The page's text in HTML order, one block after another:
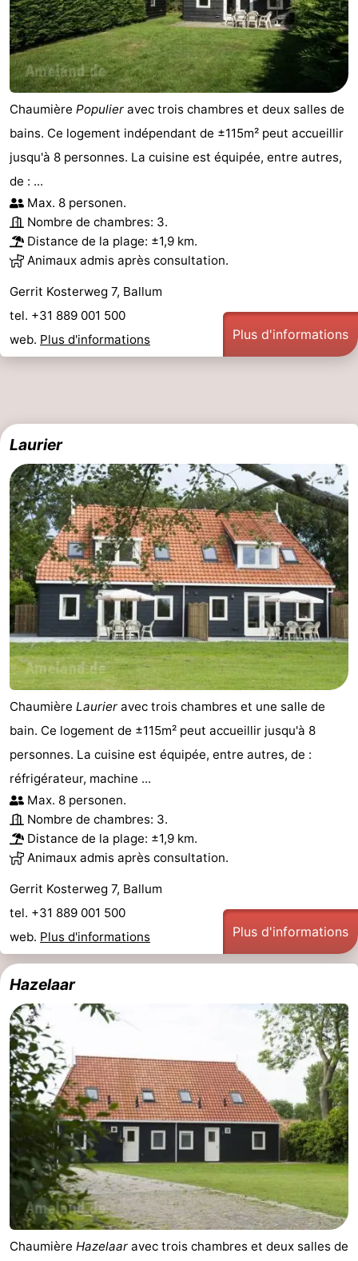
Chaumière Populier avec trois chambres et deux salles de
bains. Ce logement indépendant de ±115m² peut accueillir
jusqu'à 8 personnes. La cuisine est équipée, entre autres,
de : ...
Max. 8 personen.
Nombre de chambres: 3.
Distance de la plage: ±1,9 km.
Animaux admis après consultation.
Gerrit Kosterweg 7, Ballum
tel. +31 889 001 500
web. Plus d'informations Plus d'informations
Laurier
Chaumière Laurier avec trois chambres et une salle de
bain. Ce logement de ±115m² peut accueillir jusqu'à 8
personnes. La cuisine est équipée, entre autres, de :
réfrigérateur, machine ...
Max. 8 personen.
Nombre de chambres: 3.
Distance de la plage: ±1,9 km.
Animaux admis après consultation.
Gerrit Kosterweg 7, Ballum
tel. +31 889 001 500
web. Plus d'informations Plus d'informations
Hazelaar
Chaumière Hazelaar avec trois chambres et deux salles de